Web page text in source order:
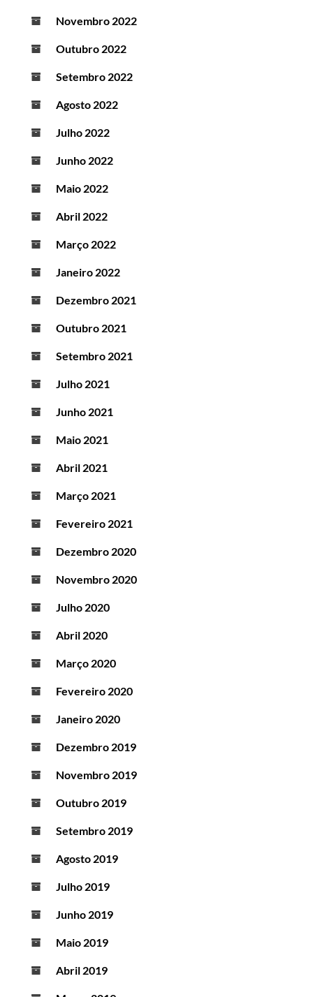
Novembro 2022
Outubro 2022
Setembro 2022
Agosto 2022
Julho 2022
Junho 2022
Maio 2022
Abril 2022
Março 2022
Janeiro 2022
Dezembro 2021
Outubro 2021
Setembro 2021
Julho 2021
Junho 2021
Maio 2021
Abril 2021
Março 2021
Fevereiro 2021
Dezembro 2020
Novembro 2020
Julho 2020
Abril 2020
Março 2020
Fevereiro 2020
Janeiro 2020
Dezembro 2019
Novembro 2019
Outubro 2019
Setembro 2019
Agosto 2019
Julho 2019
Junho 2019
Maio 2019
Abril 2019